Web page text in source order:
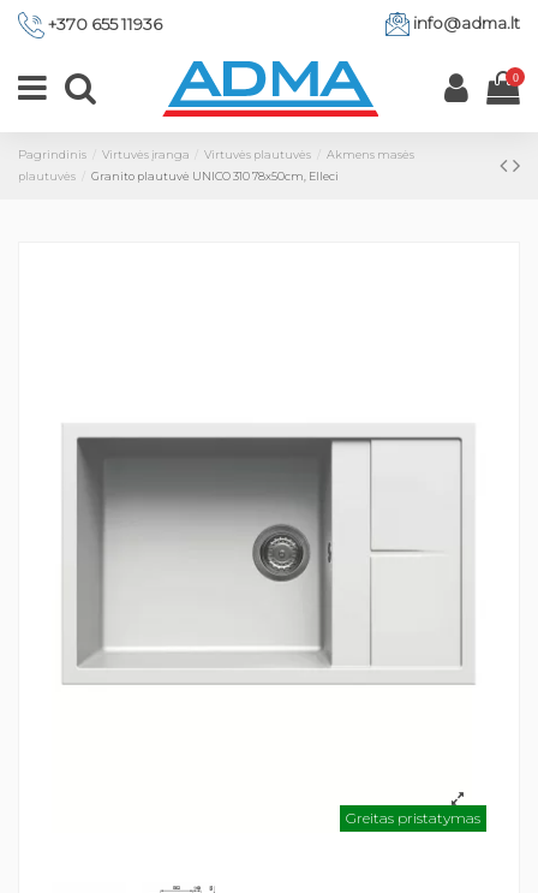
+370 655 11936 info@adma.lt
0
Pagrindinis Virtuvės įranga Virtuvės plautuvės
Akmens masės
plautuvės
Granito plautuvė UNICO 310 78x50cm, Elleci
Greitas pristatymas